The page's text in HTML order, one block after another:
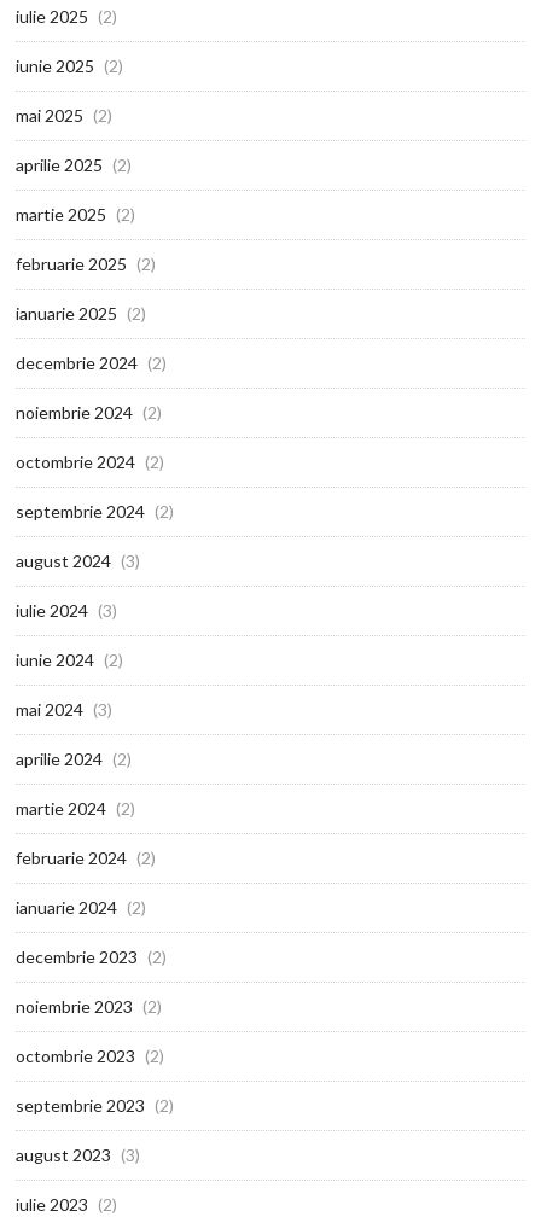
iulie 2025 (2)
iunie 2025 (2)
mai 2025 (2)
aprilie 2025 (2)
martie 2025 (2)
februarie 2025 (2)
ianuarie 2025 (2)
decembrie 2024 (2)
noiembrie 2024 (2)
octombrie 2024 (2)
septembrie 2024 (2)
august 2024 (3)
iulie 2024 (3)
iunie 2024 (2)
mai 2024 (3)
aprilie 2024 (2)
martie 2024 (2)
februarie 2024 (2)
ianuarie 2024 (2)
decembrie 2023 (2)
noiembrie 2023 (2)
octombrie 2023 (2)
septembrie 2023 (2)
august 2023 (3)
iulie 2023 (2)